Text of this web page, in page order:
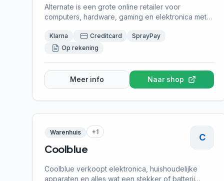
Alternate is een grote online retailer voor
computers, hardware, gaming en elektronica met
Alternate kun je achteraf betalen met Klarna, wat
ideaal is voor het samenstellen van een nieuwe
Klarna Creditcard
SprayPay
Op rekening
Meer info Naar shop
Warenhuis +1
Coolblue
C
Coolblue verkoopt elektronica, huishoudelijke
apparaten en alles wat een stekker of batterij